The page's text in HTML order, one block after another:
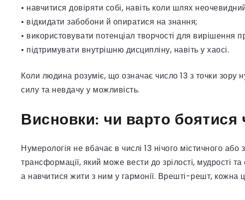
• навчитися довіряти собі, навіть коли шлях
• відкидати забобони й опиратися на знання;
• використовувати потенціал творчості для вирішення
• підтримувати внутрішню дисципліну, навіть у хаосі.
Коли людина розуміє, що означає число 13 з точки зору
силу та невдачу у можливість.
Висновки: чи варто боятися
Нумерологія не вбачає в числі 13 нічого містичного
трансформації, який може вести до зрілості, мудрості
а навчитися жити з ним у гармонії. Врешті-решт,